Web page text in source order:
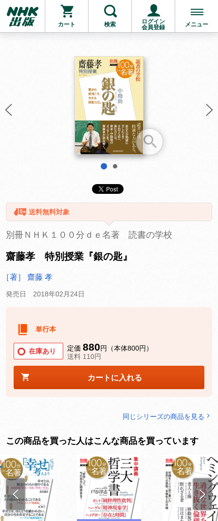
カート 検索
ログイン
会員登録
メニュー
お支払いに進む
他にも商品を買う
1
送料無料対象
別冊ＮＨＫ１００分ｄｅ名著 読書の学校
齋藤孝 特別授業『銀の匙』
［著］ 齋藤 孝
発売日 2018年02月24日
単行本
在庫あり 定価 880円（本体800円）
送料 110円
カートに入れる
同じシリーズの商品を見る
この商品を買った人はこんな商品を買っています